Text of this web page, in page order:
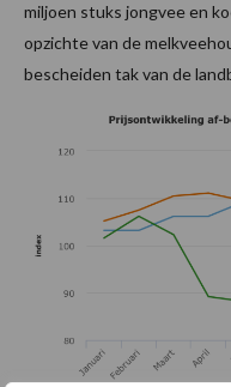
miljoen stuks jongvee en
opzichte van de
bescheiden tak van de